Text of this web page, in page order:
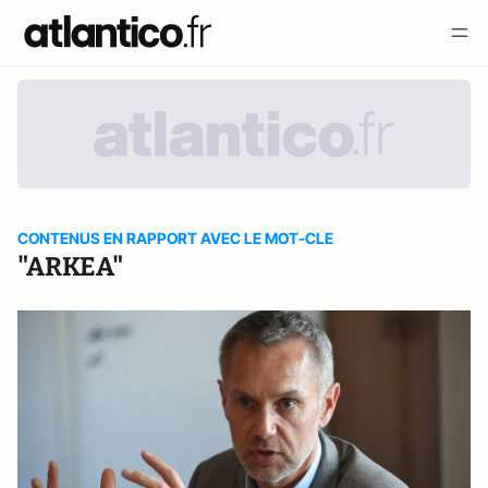
CONTENUS EN RAPPORT AVEC LE MOT-CLE
"ARKEA"